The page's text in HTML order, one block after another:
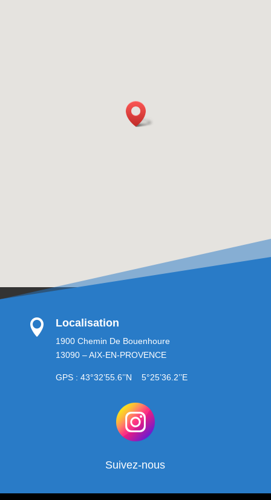
 Localisation
1900 Chemin De Bouenhoure
13090 – AIX-EN-PROVENCE
GPS : 43°32’55.6’’N 5°25’36.2’’E
Suivez-nous